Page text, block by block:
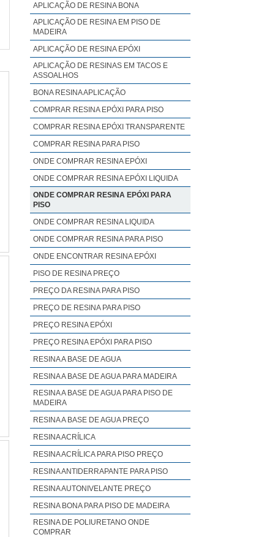
APLICAÇÃO DE RESINA BONA
APLICAÇÃO DE RESINA EM PISO DE
MADEIRA
APLICAÇÃO DE RESINA EPÓXI
APLICAÇÃO DE RESINAS EM TACOS E
ASSOALHOS
BONA RESINA APLICAÇÃO
COMPRAR RESINA EPÓXI PARA PISO
COMPRAR RESINA EPÓXI TRANSPARENTE
COMPRAR RESINA PARA PISO
ONDE COMPRAR RESINA EPÓXI
ONDE COMPRAR RESINA EPÓXI LIQUIDA
ONDE COMPRAR RESINA EPÓXI PARA
PISO
ONDE COMPRAR RESINA LIQUIDA
ONDE COMPRAR RESINA PARA PISO
ONDE ENCONTRAR RESINA EPÓXI
PISO DE RESINA PREÇO
PREÇO DA RESINA PARA PISO
PREÇO DE RESINA PARA PISO
PREÇO RESINA EPÓXI
PREÇO RESINA EPÓXI PARA PISO
RESINA A BASE DE AGUA
RESINA A BASE DE AGUA PARA MADEIRA
RESINA A BASE DE AGUA PARA PISO DE
MADEIRA
RESINA A BASE DE AGUA PREÇO
RESINA ACRÍLICA
RESINA ACRÍLICA PARA PISO PREÇO
RESINA ANTIDERRAPANTE PARA PISO
RESINA AUTONIVELANTE PREÇO
RESINA BONA PARA PISO DE MADEIRA
RESINA DE POLIURETANO ONDE
COMPRAR